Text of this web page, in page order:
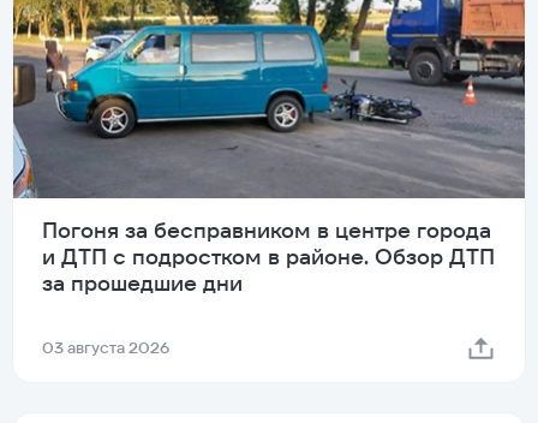
Погоня за бесправником в центре города
и ДТП с подростком в районе. Обзор ДТП
за прошедшие дни
03 августа 2026